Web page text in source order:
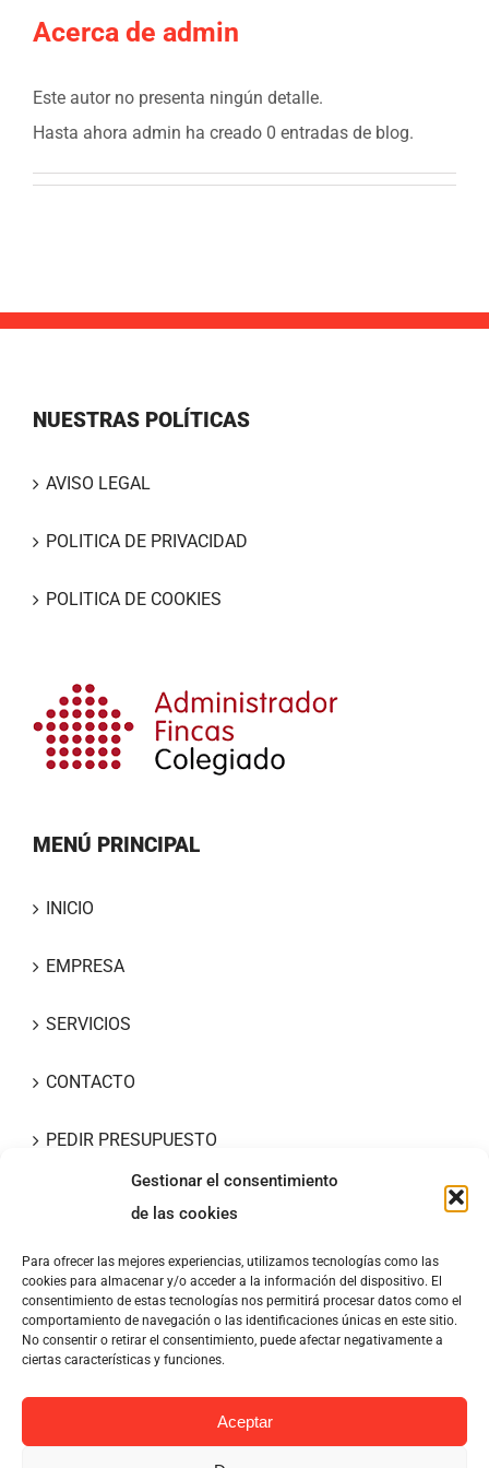
Gestionar el consentimiento
de las cookies
Para ofrecer las mejores experiencias, utilizamos tecnologías como las
cookies para almacenar y/o acceder a la información del dispositivo. El
consentimiento de estas tecnologías nos permitirá procesar datos como el
comportamiento de navegación o las identificaciones únicas en este sitio.
No consentir o retirar el consentimiento, puede afectar negativamente a
ciertas características y funciones.
Aceptar
Acerca de admin
Este autor no presenta ningún detalle.
Hasta ahora admin ha creado 0 entradas de blog.
NUESTRAS POLÍTICAS
AVISO LEGAL
POLITICA DE PRIVACIDAD
POLITICA DE COOKIES
MENÚ PRINCIPAL
INICIO
EMPRESA
SERVICIOS
CONTACTO
PEDIR PRESUPUESTO